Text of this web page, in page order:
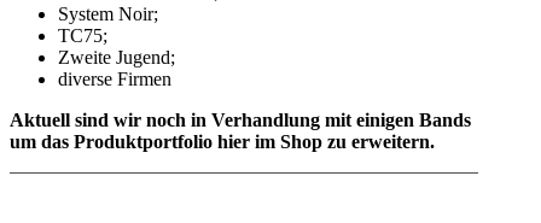
System Noir;
TC75;
Zweite Jugend;
diverse Firmen
Aktuell sind wir noch in Verhandlung mit einigen Bands
um das Produktportfolio hier im Shop zu erweitern.